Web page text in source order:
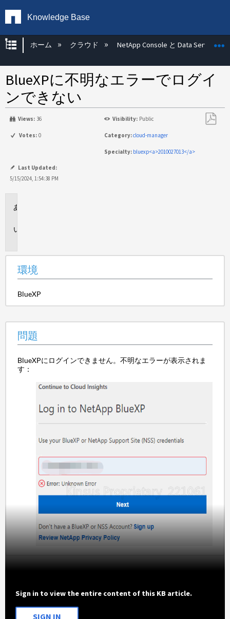
Knowledge Base
グローバル階層を展開/折りたたむ
ホーム クラウド NetApp Console と Data Services
BlueXPに不明なエラーでログイ
ンできない
Views: 36 Visibility: Public
Votes: 0 Category:cloud-manager
Specialty: bluexp<a>2010027013</a>
Last Updated:
5/15/2024, 1:54:38 PM
環境
BlueXP
問題
BlueXPにログインできません。不明なエラーが表示されま
す：
Sign in to view the entire content of this KB article.
SIGN IN